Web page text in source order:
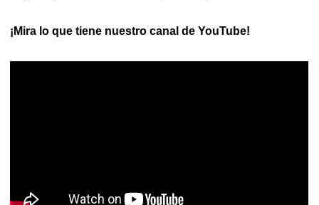
¡Mira lo que tiene nuestro canal de YouTube!